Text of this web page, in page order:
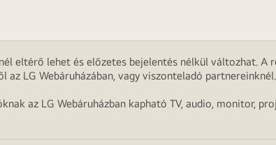
eltérő lehet és előzetes bejelentés nélkül változhat. A
LG Webáruházában, vagy viszonteladó partnereinknél.
az LG Webáruházban kapható TV, audio, monitor,